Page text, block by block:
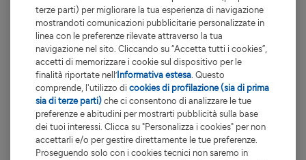
vostro investimento in strumenti finanziari.
Per rischio inflazione si intende la possibilità
che l'aumento del costo della vita riduca o
annulli i rendimenti o il valore di un
determinato investimento, in termini reali.
Le commissioni di negoziazione indicate
per la compravendita di strumenti finanziari
si riferiscono soltanto alle operazioni
disposte online.
terze parti) per migliorare la tua esperienza di navigazione
mostrandoti comunicazioni pubblicitarie personalizzate in
linea con le preferenze rilevate attraverso la tua
navigazione nel sito. Cliccando su “Accetta tutti i cookies”,
accetti di memorizzare i cookie sul dispositivo per le
finalità riportate nell’Informativa estesa. Questo
comprende, l'utilizzo di cookies di profilazione (sia di prima
sia di terze parti)che ci consentono di analizzare le tue
preferenze e abitudini per mostrarti pubblicità sulla base
dei tuoi interessi. Clicca su "Personalizza i cookies" per non
accettarli e/o per gestire direttamente le tue preferenze.
Proseguendo solo con i cookies tecnici non saremo in